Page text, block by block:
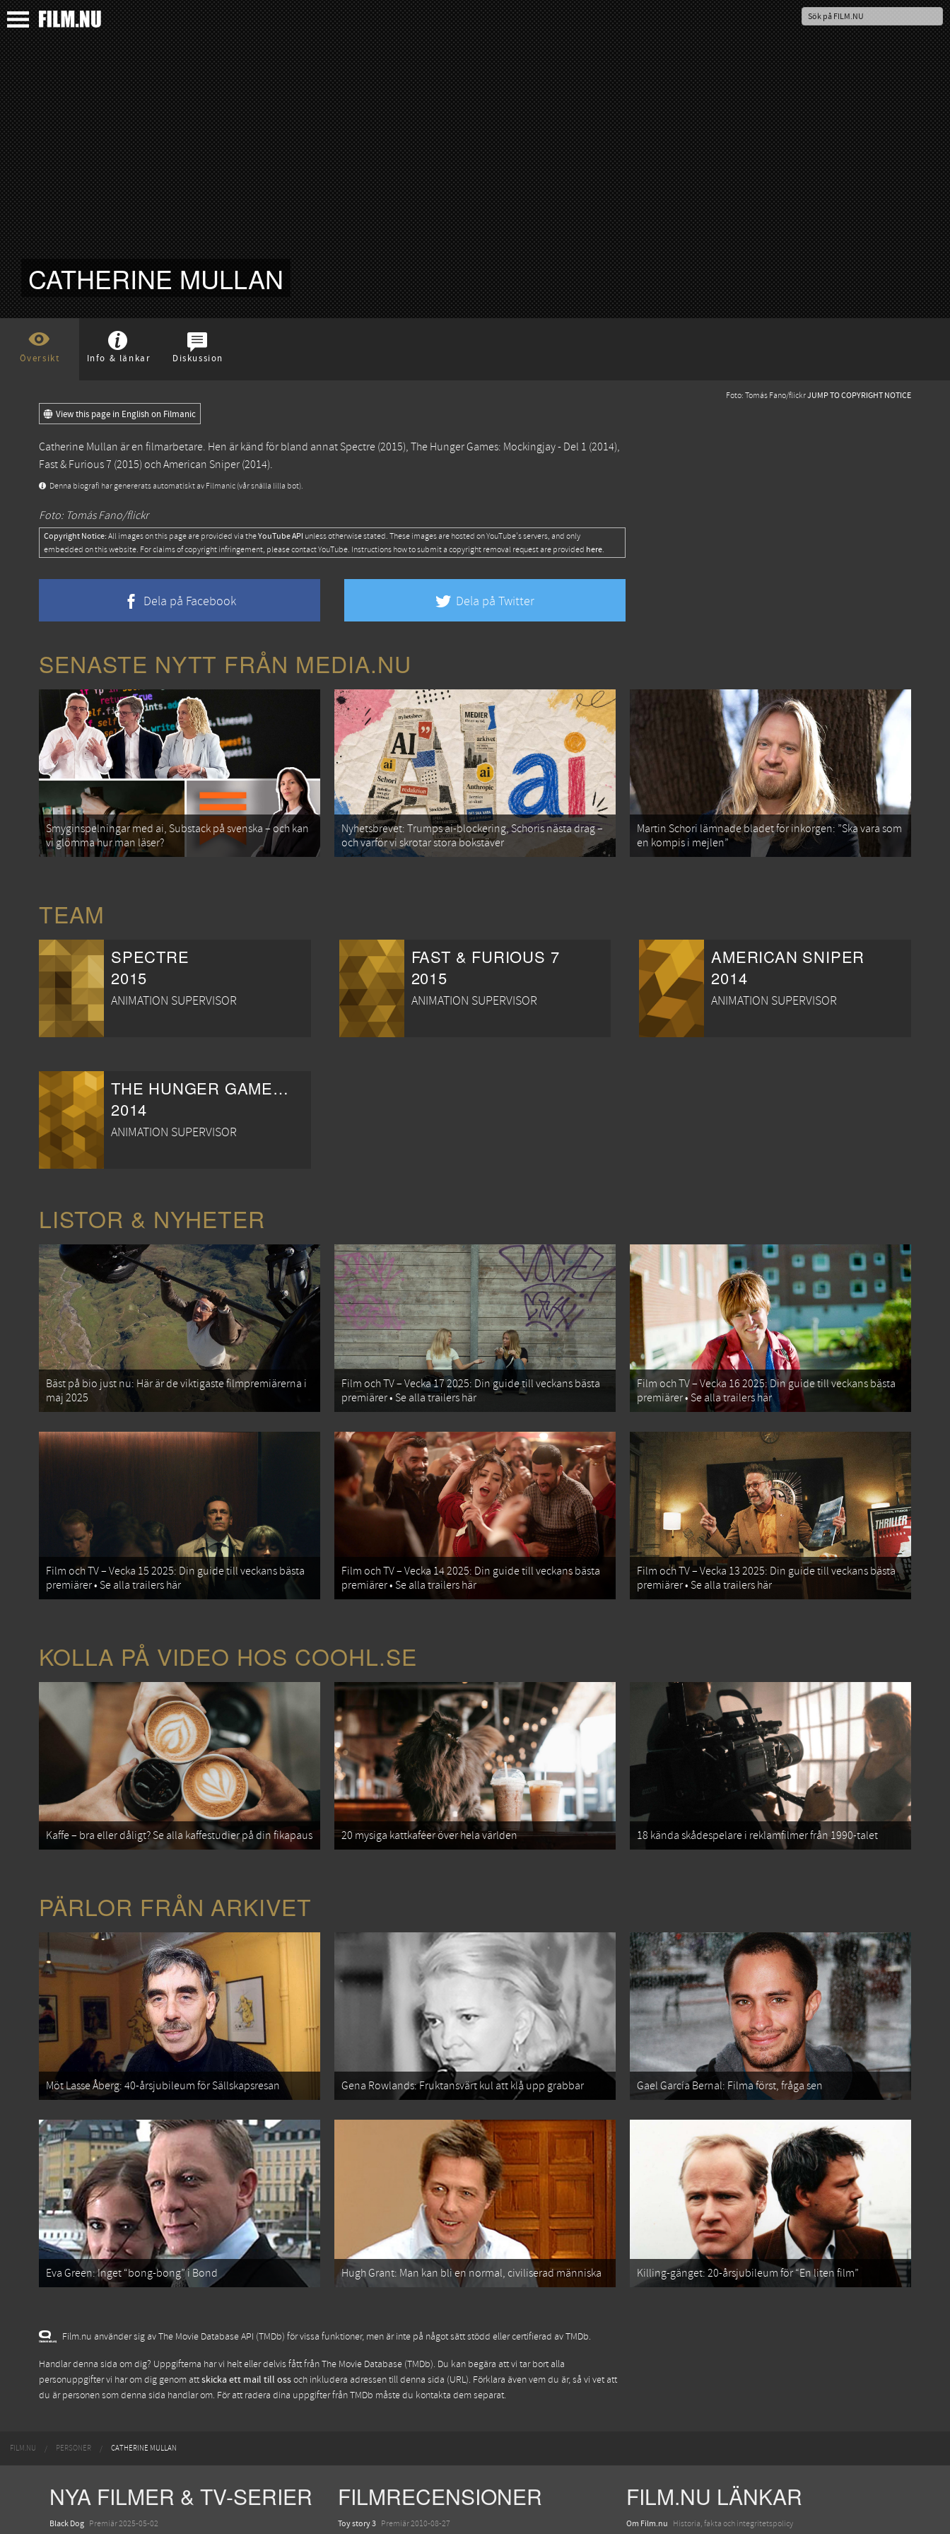
CATHERINE MULLAN
Översikt Info & länkar Diskussion
Foto: Tomás Fano/flickrJUMP TO COPYRIGHT NOTICE
View this page in English on Filmanic
Catherine Mullan är en filmarbetare. Hen är känd för bland annat Spectre (2015), The Hunger Games: Mockingjay - Del 1 (2014),
Fast & Furious 7 (2015) ochAmerican Sniper (2014).
Denna biografi har genererats automatiskt av Filmanic (vår snälla lilla bot).
Foto: Tomás Fano/flickr
Copyright Notice: All images on this page are provided via theYouTube API unless otherwise stated. These images are hosted on YouTube's servers, and only
embedded on this website. For claims of copyright infringement, please contact YouTube. Instructions how to submit a copyright removal request are provided here.
Dela på Facebook Dela på Twitter
SENASTE NYTT FRÅN MEDIA.NU
Smyginspelningar med ai, Substack på svenska – och kan
vi glömma hur man läser?
Nyhetsbrevet: Trumps ai-blockering, Schoris nästa drag –
och varför vi skrotar stora bokstäver
Martin Schori lämnade bladet för inkorgen: ”Ska vara som
en kompis i mejlen”
TEAM
SPECTRE
2015
ANIMATION SUPERVISOR
FAST & FURIOUS 7
2015
ANIMATION SUPERVISOR
AMERICAN SNIPER
2014
ANIMATION SUPERVISOR
THE HUNGER GAMES: MOCKINGJAY - DEL 1
2014
ANIMATION SUPERVISOR
LISTOR & NYHETER
Bäst på bio just nu: Här är de viktigaste filmpremiärerna i
maj 2025
Film och TV – Vecka 17 2025: Din guide till veckans bästa
premiärer • Se alla trailers här
Film och TV – Vecka 16 2025: Din guide till veckans bästa
premiärer • Se alla trailers här
Film och TV – Vecka 15 2025: Din guide till veckans bästa
premiärer • Se alla trailers här
Film och TV – Vecka 14 2025: Din guide till veckans bästa
premiärer • Se alla trailers här
Film och TV – Vecka 13 2025: Din guide till veckans bästa
premiärer • Se alla trailers här
KOLLA PÅ VIDEO HOS COOHL.SE
Kaffe – bra eller dåligt? Se alla kaffestudier på din fikapaus 20 mysiga kattkaféer över hela världen 18 kända skådespelare i reklamfilmer från 1990-talet
PÄRLOR FRÅN ARKIVET
Möt Lasse Åberg: 40-årsjubileum för Sällskapsresan Gena Rowlands: Fruktansvärt kul att klå upp grabbar Gael García Bernal: Filma först, fråga sen
Eva Green: Inget “bong-bong” i Bond Hugh Grant: Man kan bli en normal, civiliserad människa Killing-gänget: 20-årsjubileum för “En liten film”
Film.nu använder sig av The Movie Database API (TMDb) för vissa funktioner, men är inte på något sätt stödd eller certifierad av TMDb.
Handlar denna sida om dig? Uppgifterna har vi helt eller delvis fått frånThe Movie Database (TMDb). Du kan begära att vi tar bort alla
personuppgifter vi har om dig genom attskicka ett mail till ossoch inkludera adressen till denna sida (URL). Förklara även vem du är, så vi vet att
du är personen som denna sida handlar om. För att radera dina uppgifter från TMDb måste du kontakta dem separat.
FILM.NU PERSONER CATHERINE MULLAN
NYA FILMER & TV-SERIER
Black Dog Premiär 2025-05-02
FILMRECENSIONER
Toy story 3 Premiär 2010-08-27
FILM.NU LÄNKAR
Om Film.nu Historia, fakta och integritetspolicy